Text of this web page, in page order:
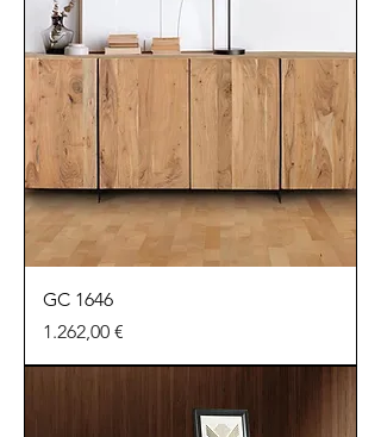
GC 1646
Preu
1.262,00 €